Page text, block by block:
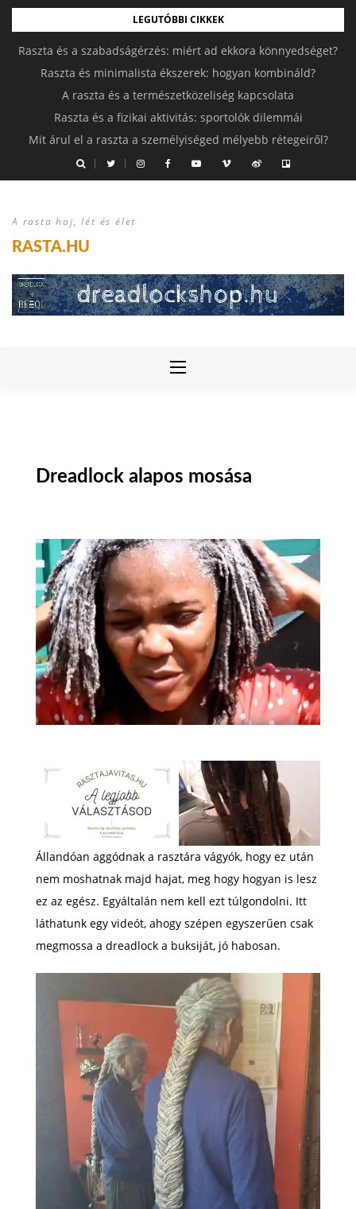
LEGUTÓBBI CIKKEK
Raszta és a szabadságérzés: miért ad ekkora könnyedséget?
Raszta és minimalista ékszerek: hogyan kombináld?
A raszta és a természetközeliség kapcsolata
Raszta és a fizikai aktivitás: sportolók dilemmái
Mit árul el a raszta a személyiséged mélyebb rétegeiről?
A rasta haj, lét és élet
RASTA.HU
Dreadlock alapos mosása
Állandóan aggódnak a rasztára vágyók, hogy ez után
nem moshatnak majd hajat, meg hogy hogyan is lesz
ez az egész. Egyáltalán nem kell ezt túlgondolni. Itt
láthatunk egy videót, ahogy szépen egyszerűen csak
megmossa a dreadlock a buksiját, jó habosan.